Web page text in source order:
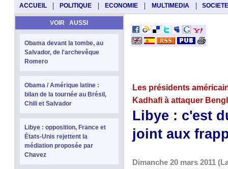
ACCUEIL | POLITIQUE | ECONOMIE | MULTIMEDIA | SOCIETE
Les présidents
Kadhafi à attaquer
Libye : c'est
joint aux
Dimanche 20 mars 2011
VOIR AUSSI
Obama devant la tombe, au
Salvador, de l'archevêque
Romero
Obama / Amérique latine :
bilan de la tournée au Brésil,
Chili et Salvador
Libye : opposition, France et
États-Unis rejettent la
médiation proposée par
Chavez